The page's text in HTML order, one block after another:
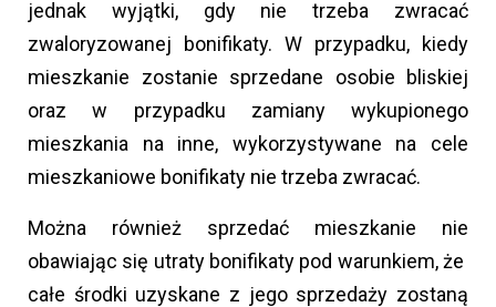
jednak wyjątki, gdy nie trzeba zwracać
zwaloryzowanej bonifikaty. W przypadku, kiedy
mieszkanie zostanie sprzedane osobie bliskiej
oraz w przypadku zamiany wykupionego
mieszkania na inne, wykorzystywane na cele
mieszkaniowe bonifikaty nie trzeba zwracać.
Można również sprzedać mieszkanie nie
obawiając się utraty bonifikaty pod warunkiem, że
całe środki uzyskane z jego sprzedaży zostaną